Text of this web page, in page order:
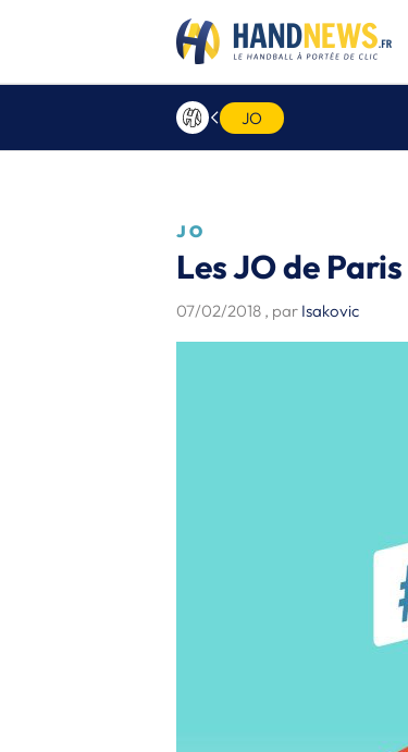
JO
JO
Les JO de
07/02/2018 , par Isakovic